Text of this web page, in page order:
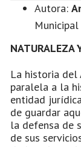
Autora:
NATURALEZA
La historia del
paralela a la
entidad
de guardar
la defensa de
de sus